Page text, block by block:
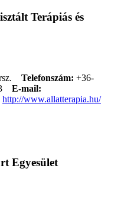
Terápiás és
Telefonszám: +36-
E-mail:
http://www.allatterapia.hu/
Egyesület